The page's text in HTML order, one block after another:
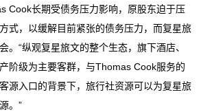
Cook长期受债务压力影响，原股东迫于压
式，以缓解目前紧张的债务压力，而复星旅
。“纵观复星旅文的整个生态，旗下酒店、
阶级为主要客群，与Thomas Cook服务的
源入口的背景下，旅行社资源可以为复星旅
。”